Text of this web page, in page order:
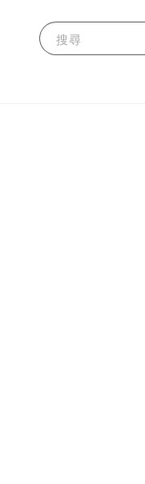
搜尋